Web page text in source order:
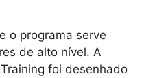
o programa serve
de alto nível. A
foi desenhado